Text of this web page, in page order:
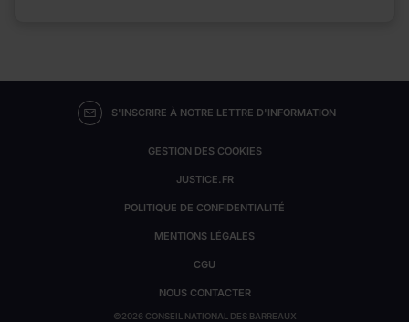
S'INSCRIRE À NOTRE LETTRE D'INFORMATION
GESTION DES COOKIES
JUSTICE.FR
POLITIQUE DE CONFIDENTIALITÉ
MENTIONS LÉGALES
CGU
NOUS CONTACTER
©2026 CONSEIL NATIONAL DES BARREAUX